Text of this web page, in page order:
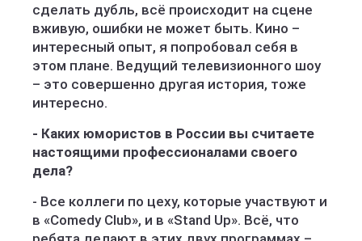
сделать дубль, всё происходит на сцене
вживую, ошибки не может быть. Кино –
интересный опыт, я попробовал себя в
этом плане. Ведущий телевизионного шоу
– это совершенно другая история, тоже
интересно.
- Каких юмористов в России вы считаете
настоящими профессионалами своего
дела?
- Все коллеги по цеху, которые участвуют и
в «Comedy Club», и в «Stand Up». Всё, что